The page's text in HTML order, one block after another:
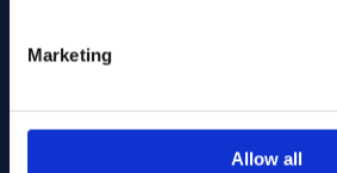
Marketing
Allow all